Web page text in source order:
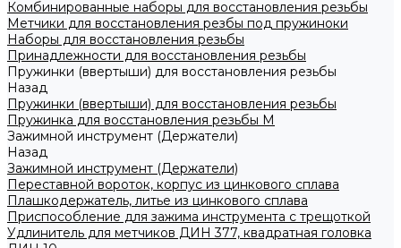
Комбинированные наборы для восстановления резьбы
Метчики для восстановления резбы под пружиноки
Наборы для восстановления резьбы
Принадлежности для восстановления резьбы
Пружинки (ввертыши) для восстановления резьбы
Назад
Пружинки (ввертыши) для восстановления резьбы
Пружинка для восстановления резьбы M
Зажимной инструмент (Держатели)
Назад
Зажимной инструмент (Держатели)
Переставной вороток, корпус из цинкового сплава
Плашкодержатель, литье из цинкового сплава
Приспособление для зажима инструмента с трещоткой
Удлинитель для метчиков ДИН 377, квадратная головка